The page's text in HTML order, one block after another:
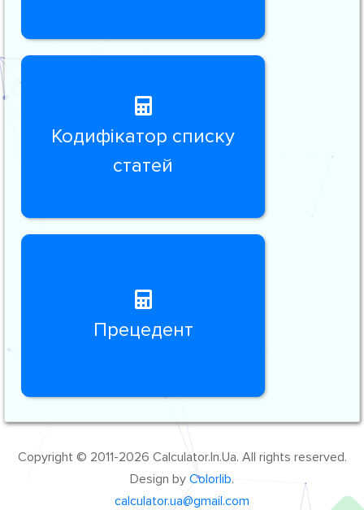
Кодифікатор списку
статей
Прецедент
Copyright © 2011-2026 Calculator.In.Ua. All rights reserved.
Design by Colorlib.
calculator.ua@gmail.com